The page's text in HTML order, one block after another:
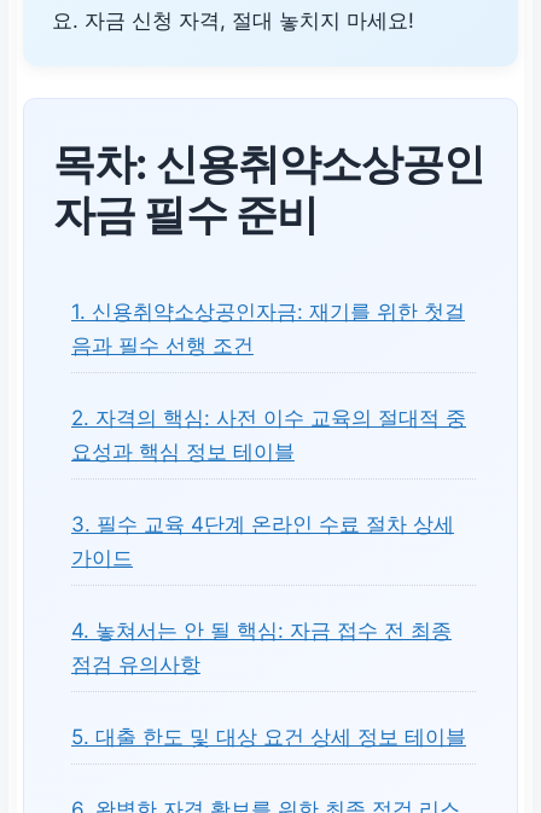
요. 자금 신청 자격, 절대 놓치지 마세요!
목차: 신용취약소상공인
자금 필수 준비
1. 신용취약소상공인자금: 재기를 위한 첫걸
음과 필수 선행 조건
2. 자격의 핵심: 사전 이수 교육의 절대적 중
요성과 핵심 정보 테이블
3. 필수 교육 4단계 온라인 수료 절차 상세
가이드
4. 놓쳐서는 안 될 핵심: 자금 접수 전 최종
점검 유의사항
5. 대출 한도 및 대상 요건 상세 정보 테이블